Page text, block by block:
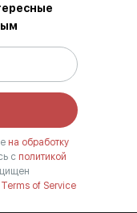
на обработку
с политикой
Terms of Service